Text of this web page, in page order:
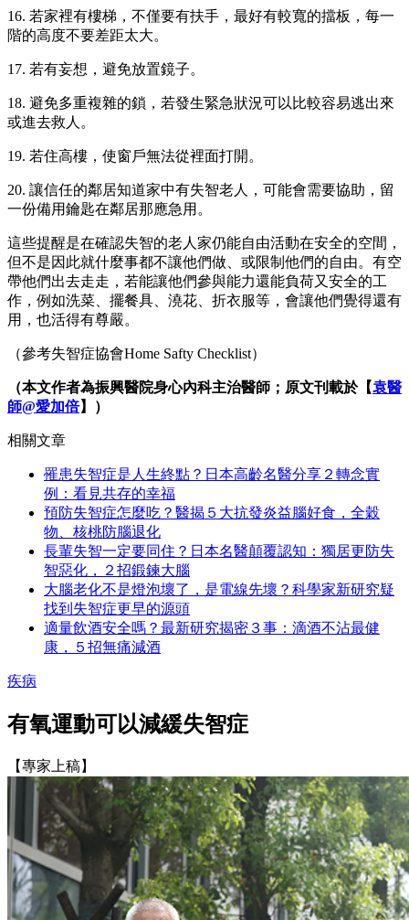
16. 若家裡有樓梯，不僅要有扶手，最好有較寬的擋板，每一
階的高度不要差距太大。
17. 若有妄想，避免放置鏡子。
18. 避免多重複雜的鎖，若發生緊急狀況可以比較容易逃出來
或進去救人。
19. 若住高樓，使窗戶無法從裡面打開。
20. 讓信任的鄰居知道家中有失智老人，可能會需要協助，留
一份備用鑰匙在鄰居那應急用。
這些提醒是在確認失智的老人家仍能自由活動在安全的空間，
但不是因此就什麼事都不讓他們做、或限制他們的自由。有空
帶他們出去走走，若能讓他們參與能力還能負荷又安全的工
作，例如洗菜、擺餐具、澆花、折衣服等，會讓他們覺得還有
用，也活得有尊嚴。
（參考失智症協會Home Safty Checklist）
（本文作者為振興醫院身心內科主治醫師；原文刊載於【袁醫
師@愛加倍】）
相關文章
罹患失智症是人生終點？日本高齡名醫分享２轉念實
例：看見共存的幸福
預防失智症怎麼吃？醫揭５大抗發炎益腦好食，全穀
物、核桃防腦退化
長輩失智一定要同住？日本名醫顛覆認知：獨居更防失
智惡化，２招鍛鍊大腦
大腦老化不是燈泡壞了，是電線先壞？科學家新研究疑
找到失智症更早的源頭
適量飲酒安全嗎？最新研究揭密３事：滴酒不沾最健
康，５招無痛減酒
疾病
有氧運動可以減緩失智症
【專家上稿】